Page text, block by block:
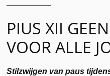
—————–
PIUS XII
VOOR ALLE
Stilzwijgen van paus